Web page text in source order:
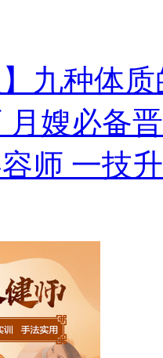
】九种体
月嫂必备
师 一技